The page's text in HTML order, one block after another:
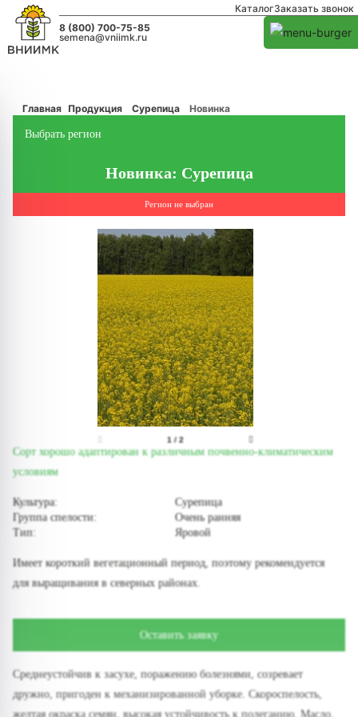
КаталогЗаказать звонок
8 (800) 700-75-85
semena@vniimk.ru
Главная Продукция Сурепица Новинка
Выбрать регион
Новинка: Сурепица
Регион не выбран
1/ 2
Сорт хорошо адаптирован к различным почвенно-климатическим
условиям
Культура:
Сурепица
Группа спелости:
Очень ранняя
Тип:
Яровой
Имеет короткий вегетационный период, поэтому рекомендуется
для выращивания в северных районах.
Оставить заявку
Среднеустойчив к засухе, поражению болезнями, созревает
дружно, пригоден к механизированной уборке. Скороспелость,
желтая окраска семян, высокая устойчивость к полеганию. Масло,